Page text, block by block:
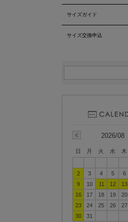
サイズガイド
サイズ交換申込
2026/08
日 月 火 水 木
2
3 4 5 6
9
10 11 12 13
16
17 18 19 20
23
24 25 26 27
30
31